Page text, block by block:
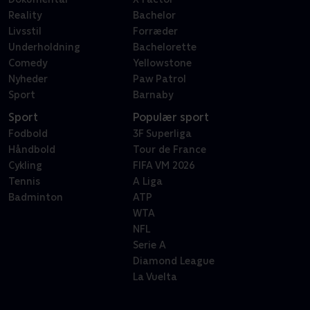
Reality
Livsstil
Underholdning
Comedy
Nyheder
Sport
Bachelor
Forræder
Bachelorette
Yellowstone
Paw Patrol
Barnaby
Sport
Fodbold
Håndbold
Cykling
Tennis
Badminton
Populær sport
3F Superliga
Tour de France
FIFA VM 2026
A Liga
ATP
WTA
NFL
Serie A
Diamond League
La Vuelta